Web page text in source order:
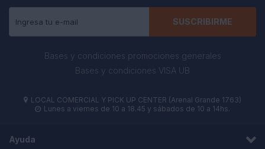
SUSCRIBIRME
Bases y condiciones promociones generales
Bases y condiciones VISA UB
 LOCAL COMERCIAL Y PICK UP CENTER (Arenal Grande 1763)
 Lunes a viernes de 10 a 18.45 y sábados de 10 a 14hs.
Ayuda